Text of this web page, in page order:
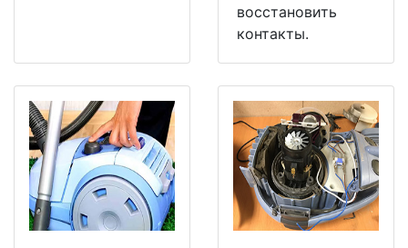
восстановить
контакты.